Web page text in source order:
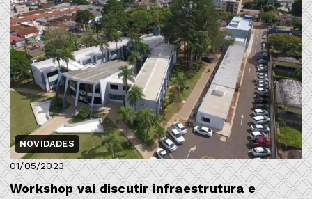
NOVIDADES
01/05/2023
Workshop vai discutir infraestrutura e